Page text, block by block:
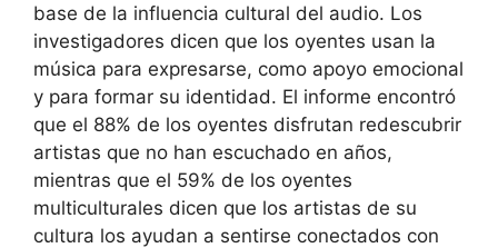
base de la influencia cultural del audio. Los
investigadores dicen que los oyentes usan la
música para expresarse, como apoyo emocional
y para formar su identidad. El informe encontró
que el 88% de los oyentes disfrutan redescubrir
artistas que no han escuchado en años,
mientras que el 59% de los oyentes
multiculturales dicen que los artistas de su
cultura los ayudan a sentirse conectados con